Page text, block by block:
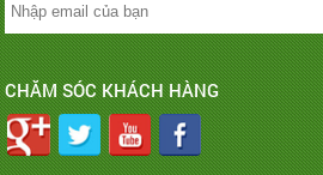
CHĂM SÓC KHÁCH HÀNG